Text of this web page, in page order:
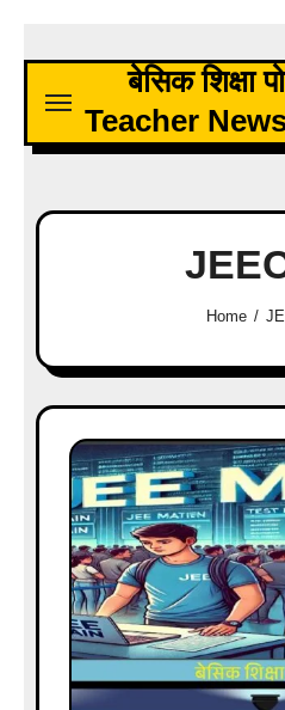
content
बेसिक शिक्षा
Teacher
Home